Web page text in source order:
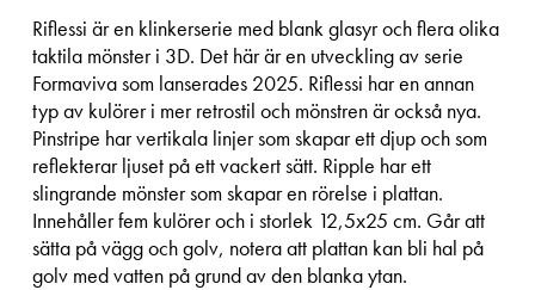
Riflessi är en klinkerserie med blank glasyr och flera olika
taktila mönster i 3D. Det här är en utveckling av serie
Formaviva som lanserades 2025. Riflessi har en annan
typ av kulörer i mer retrostil och mönstren är också nya.
Pinstripe har vertikala linjer som skapar ett djup och som
reflekterar ljuset på ett vackert sätt. Ripple har ett
slingrande mönster som skapar en rörelse i plattan.
Innehåller fem kulörer och i storlek 12,5x25 cm. Går att
sätta på vägg och golv, notera att plattan kan bli hal på
golv med vatten på grund av den blanka ytan.